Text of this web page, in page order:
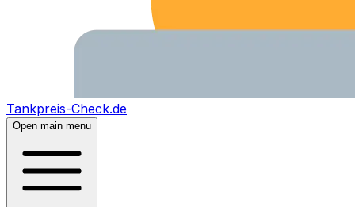
Tankpreis-Check.de
Open main menu